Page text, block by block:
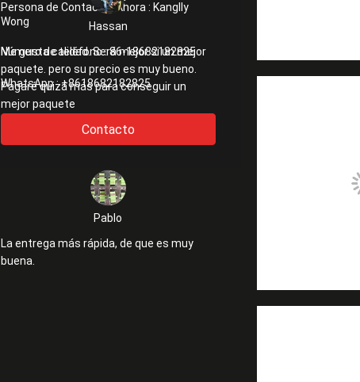
Hassan
Me gusta calidad. Será mejor si un mejor
paquete. pero su precio es muy bueno.
Pagaré quizá más para conseguir un
mejor paquete
Pablo
La entrega más rápida, de que es muy
buena.
Persona de Contactar Ahora : Kanglly
Wong
Número de teléfono :86-18682182825
WhatsApp : +8618682182825
Contacto